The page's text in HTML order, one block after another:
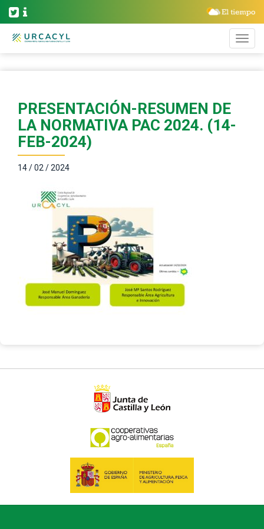
PRESENTACIÓN-RESUMEN DE
LA NORMATIVA PAC 2024. (14-
FEB-2024)
14 / 02 / 2024